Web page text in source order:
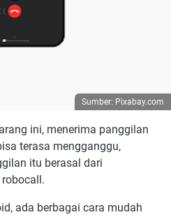
Sumber: Pixabay.com
ini, menerima panggilan
terasa mengganggu,
itu berasal dari
ada berbagai cara mudah